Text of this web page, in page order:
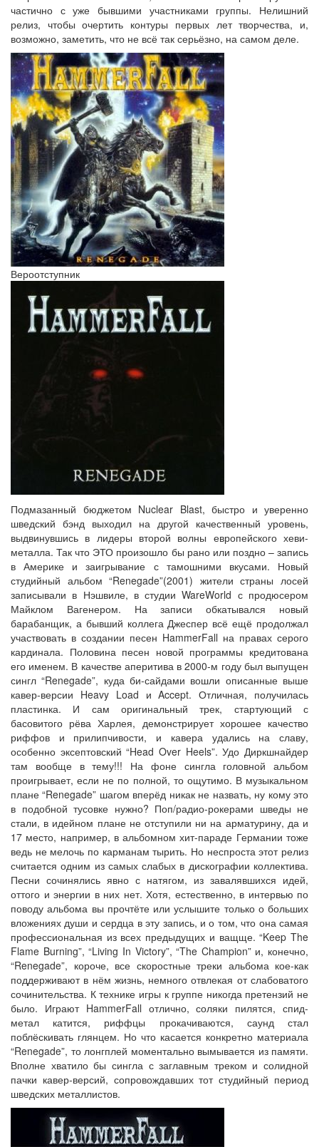
частично с уже бывшими участниками группы. Нелишний
релиз, чтобы очертить контуры первых лет творчества, и,
возможно, заметить, что не всё так серьёзно, на самом деле.
Вероотступник
Подмазанный бюджетом Nuclear Blast, быстро и уверенно
шведский бэнд выходил на другой качественный уровень,
выдвинувшись в лидеры второй волны европейского хеви-
металла. Так что ЭТО произошло бы рано или поздно – запись
в Америке и заигрывание с тамошними вкусами. Новый
студийный альбом “Renegade”(2001) жители страны лосей
записывали в Нэшвиле, в студии WareWorld с продюсером
Майклом Вагенером. На записи обкатывался новый
барабанщик, а бывший коллега Джеспер всё ещё продолжал
участвовать в создании песен HammerFall на правах серого
кардинала. Половина песен новой программы кредитована
его именем. В качестве аперитива в 2000-м году был выпущен
сингл “Renegade”, куда би-сайдами вошли описанные выше
кавер-версии Heavy Load и Accept. Отличная, получилась
пластинка. И сам оригинальный трек, стартующий с
басовитого рёва Харлея, демонстрирует хорошее качество
риффов и прилипчивости, и кавера удались на славу,
особенно эксептовский “Head Over Heels”. Удо Диркшнайдер
там вообще в тему!!! На фоне сингла головной альбом
проигрывает, если не по полной, то ощутимо. В музыкальном
плане “Renegade” шагом вперёд никак не назвать, ну кому это
в подобной тусовке нужно? Поп/радио-рокерами шведы не
стали, в идейном плане не отступили ни на арматурину, да и
17 место, например, в альбомном хит-параде Германии тоже
ведь не мелочь по карманам тырить. Но неспроста этот релиз
считается одним из самых слабых в дискографии коллектива.
Песни сочинялись явно с натягом, из завалявшихся идей,
оттого и энергии в них нет. Хотя, естественно, в интервью по
поводу альбома вы прочтёте или услышите только о больших
вложениях души и сердца в эту запись, и о том, что она самая
профессиональная из всех предыдущих и ващще. “Keep The
Flame Burning”, “Living In Victory”, “The Champion” и, конечно,
“Renegade”, короче, все скоростные треки альбома кое-как
поддерживают в нём жизнь, немного отвлекая от слабоватого
сочинительства. К технике игры к группе никогда претензий не
было. Играют HammerFall отлично, соляки пилятся, спид-
метал катится, риффцы прокачиваются, саунд стал
поблёскивать глянцем. Но что касается конкретно материала
“Renegade”, то лонгплей моментально вымывается из памяти.
Вполне хватило бы сингла с заглавным треком и солидной
пачки кавер-версий, сопровождавших тот студийный период
шведских металлистов.